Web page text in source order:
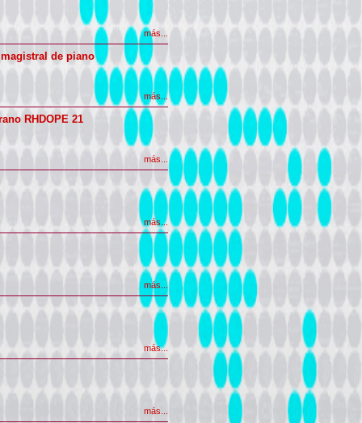
más...
de piano
más...
RHDOPE 21
más...
más...
más...
más...
más...